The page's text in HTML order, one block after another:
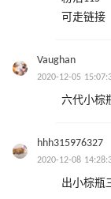
可走链接
Vaughan
2020-12-05
六代小棕
hhh315976327
2020-12-08
出小棕瓶